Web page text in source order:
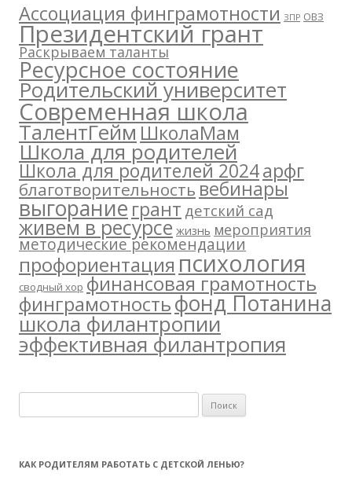
Ассоциация финграмотности ЗПР ОВЗ
Президентский грант
Раскрываем таланты
Ресурсное состояние
Родительский университет
Современная школа
ТалентГеймШколаМам
Школа для родителей
Школа для родителей 2024арфг
благотворительностьвебинары
выгораниегрант детский сад
живем в ресурсе жизнь мероприятия
методические рекомендации
профориентация психология
сводный хор финансовая грамотность
финграмотностьфонд Потанина
школа филантропии
эффективная филантропия
а
т
КАК РОДИТЕЛЯМ РАБОТАТЬ С ДЕТСКОЙ ЛЕНЬЮ?